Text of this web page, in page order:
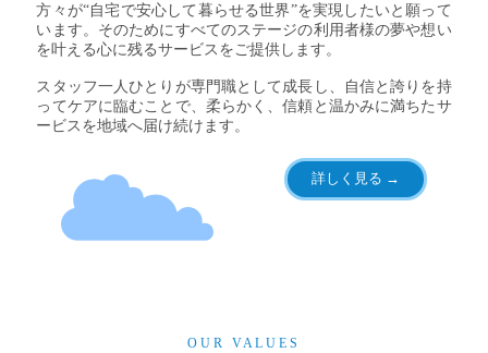
方々が“自宅で安心して暮らせる世界”を実現したいと願って
います。そのためにすべてのステージの利用者様の夢や想い
を叶える心に残るサービスをご提供します。
スタッフ一人ひとりが専門職として成長し、自信と誇りを持
ってケアに臨むことで、柔らかく、信頼と温かみに満ちたサ
ービスを地域へ届け続けます。
詳しく見る →
OUR VALUES